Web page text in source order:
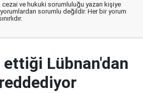
cezai ve hukuki sorumluluğu yazan kişiye
sorumlu değildir. Her bir yorum
Lübnan'dan